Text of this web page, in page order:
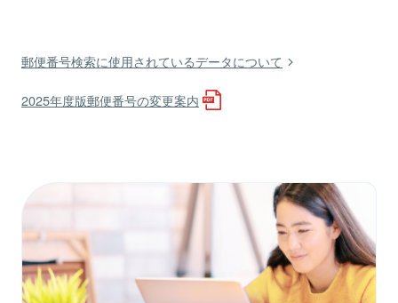
郵便番号検索に使用されているデータについて
2025年度版郵便番号の変更案内